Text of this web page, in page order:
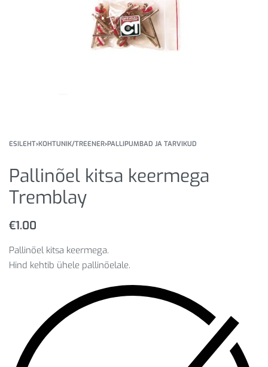
ESILEHT›KOHTUNIK/TREENER›PALLIPUMBAD JA TARVIKUD
Pallinõel kitsa keermega
Tremblay
€1.00
Pallinõel kitsa keermega.
Hind kehtib ühele pallinõelale.